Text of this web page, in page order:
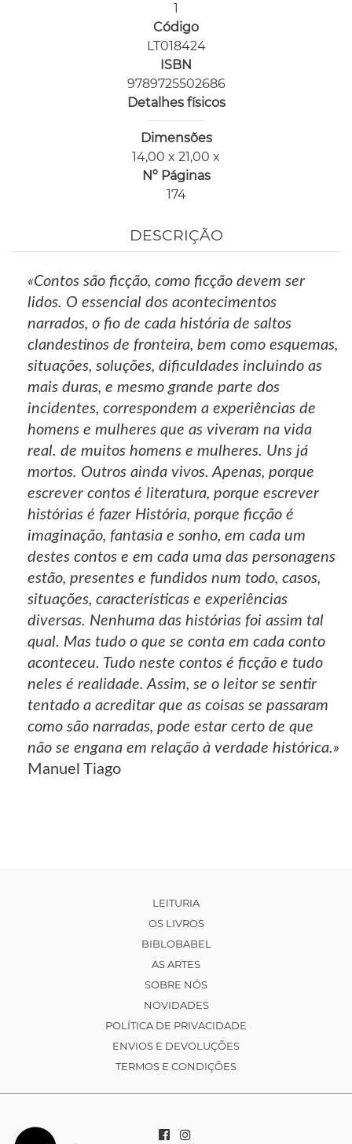
1
Código
LT018424
ISBN
9789725502686
Detalhes físicos
Dimensões
14,00 x 21,00 x
Nº Páginas
174
DESCRIÇÃO
«Contos são ficção, como ficção devem ser
lidos. O essencial dos acontecimentos
narrados, o fio de cada história de saltos
clandestinos de fronteira, bem como esquemas,
situações, soluções, dificuldades incluindo as
mais duras, e mesmo grande parte dos
incidentes, correspondem a experiências de
homens e mulheres que as viveram na vida
real. de muitos homens e mulheres. Uns já
mortos. Outros ainda vivos. Apenas, porque
escrever contos é literatura, porque escrever
histórias é fazer História, porque ficção é
imaginação, fantasia e sonho, em cada um
destes contos e em cada uma das personagens
estão, presentes e fundidos num todo, casos,
situações, características e experiências
diversas. Nenhuma das histórias foi assim tal
qual. Mas tudo o que se conta em cada conto
aconteceu. Tudo neste contos é ficção e tudo
neles é realidade. Assim, se o leitor se sentir
tentado a acreditar que as coisas se passaram
como são narradas, pode estar certo de que
não se engana em relação à verdade histórica.»
Manuel Tiago
LEITURIA
OS LIVROS
BIBLOBABEL
AS ARTES
SOBRE NÓS
NOVIDADES
POLÍTICA DE PRIVACIDADE
ENVIOS E DEVOLUÇÕES
TERMOS E CONDIÇÕES